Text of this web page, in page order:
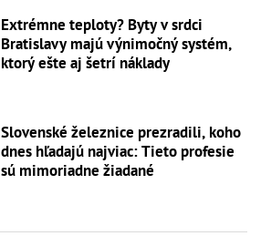
Extrémne teploty? Byty v srdci
Bratislavy majú výnimočný systém,
ktorý ešte aj šetrí náklady
Slovenské železnice prezradili, koho
dnes hľadajú najviac: Tieto profesie
sú mimoriadne žiadané